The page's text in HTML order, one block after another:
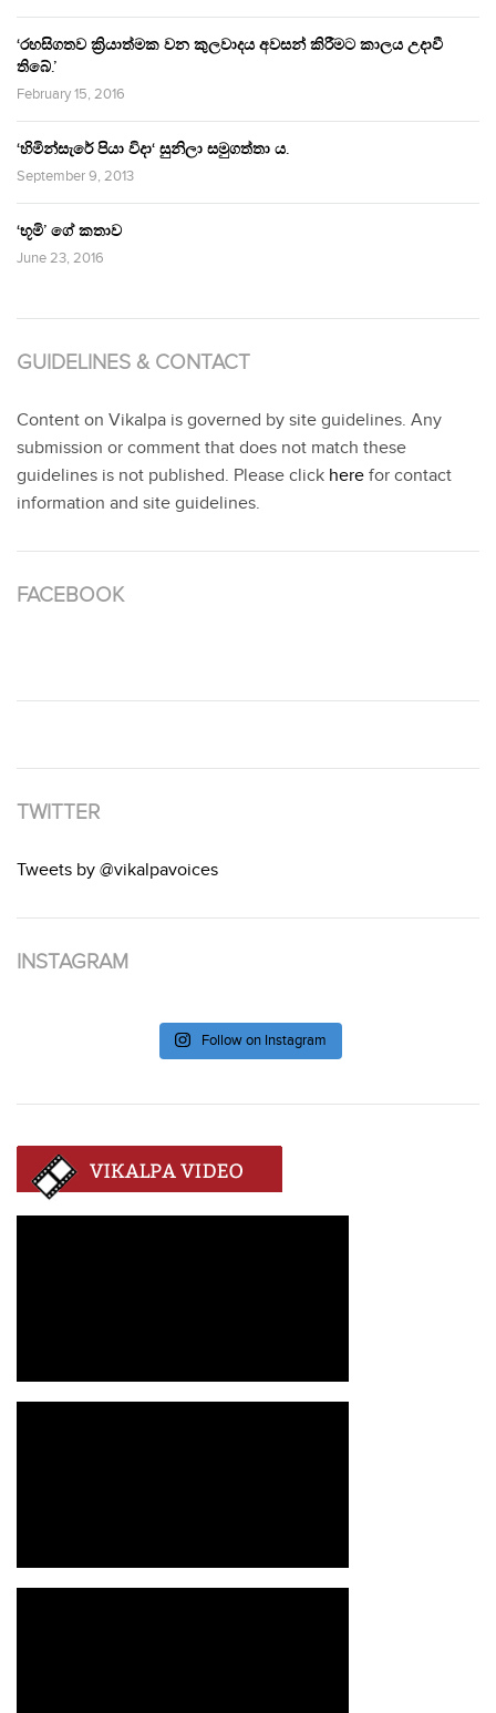
‘රහසිගතව ක්‍රියාත්මක වන කුලවාදය අවසන් කිරීමට කාලය උදාවී
තිබේ.’
February 15, 2016
‘හිමින්සැරේ පියා විදා‘ සුනිලා සමුගත්තා ය.
September 9, 2013
‘භූමි’ ගේ කතාව
June 23, 2016
GUIDELINES & CONTACT
Content on Vikalpa is governed by site guidelines. Any
submission or comment that does not match these
guidelines is not published. Please click here for contact
information and site guidelines.
FACEBOOK
TWITTER
Tweets by @vikalpavoices
INSTAGRAM
Follow on Instagram